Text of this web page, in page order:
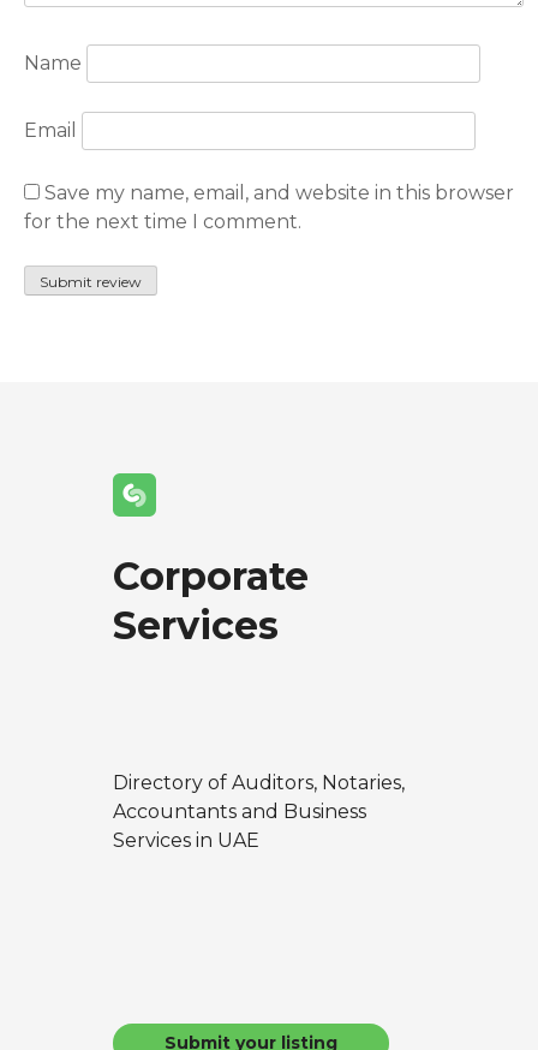
Name
Email
Save my name, email, and website in this browser
for the next time I comment.
Corporate
Services
Directory of Auditors, Notaries,
Accountants and Business
Services in UAE
Submit your listing